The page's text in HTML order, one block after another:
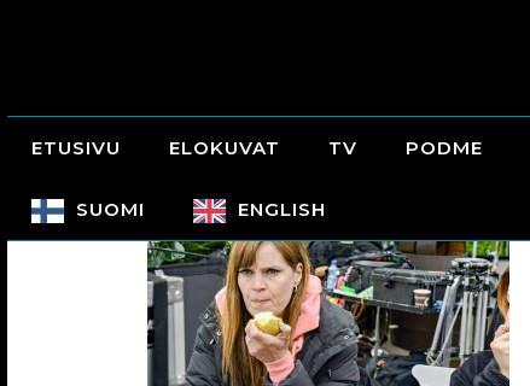
ETUSIVU ELOKUVAT TV PODME
SUOMI ENGLISH